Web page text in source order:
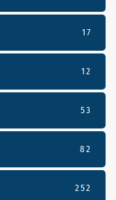
17
12
53
82
252